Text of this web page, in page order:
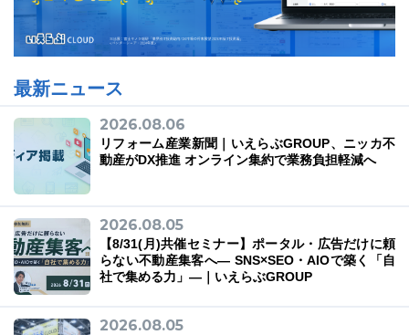
03-6689-1791
最新ニュース
2026.08.06
リフォーム産業新聞｜いえらぶGROUP、ニッカ不
動産がDX推進 オンライン集約で業務負担軽減へ
2026.08.05
【8/31(月)共催セミナー】ポータル・広告だけに頼
らない不動産集客へ― SNS×SEO・AIOで築く「自
社で集める力」―｜いえらぶGROUP
2026.08.05